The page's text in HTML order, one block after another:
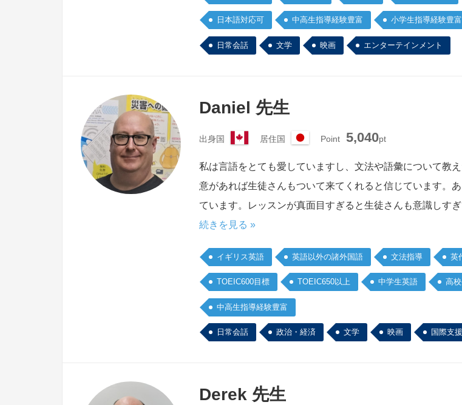
日本語対応可 中高生指導経験豊富 小学生指導経験豊富
日常会話 文学 映画 エンターテインメント
Daniel 先生
出身国
カ
ナ
居住国
日
本
Point 5,040pt
私は言語をとても愛していますし、文法や語彙について教
意があれば生徒さんもついて来てくれると信じています。
ています。レッスンが真面目すぎると生徒さんも意識しす
続きを見る »
イギリス英語 英語以外の諸外国語 文法指導 英
TOEIC600目標 TOEIC650以上 中学生英語 高
中高生指導経験豊富
日常会話 政治・経済 文学 映画 国際支
Derek 先生